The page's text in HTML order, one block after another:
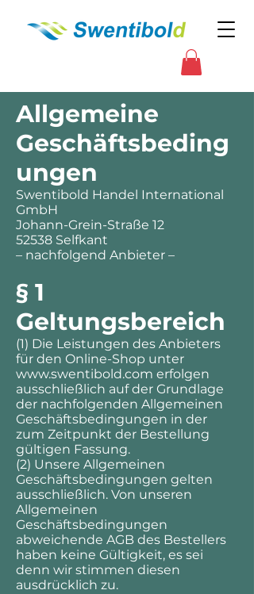
Allgemeine
Geschäftsbeding
ungen
Swentibold Handel International
GmbH
Johann-Grein-Straße 12
52538 Selfkant
– nachfolgend Anbieter –
§ 1
Geltungsbereich
(1) Die Leistungen des Anbieters
für den Online-Shop unter
www.swentibold.com erfolgen
ausschließlich auf der Grundlage
der nachfolgenden Allgemeinen
Geschäftsbedingungen in der
zum Zeitpunkt der Bestellung
gültigen Fassung.
(2) Unsere Allgemeinen
Geschäftsbedingungen gelten
ausschließlich. Von unseren
Allgemeinen
Geschäftsbedingungen
abweichende AGB des Bestellers
haben keine Gültigkeit, es sei
denn wir stimmen diesen
ausdrücklich zu.